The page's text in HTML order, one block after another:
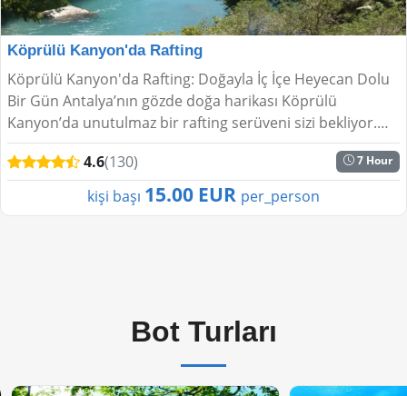
Köprülü Kanyon'da Rafting
Köprülü Kanyon'da Rafting: Doğayla İç İçe Heyecan Dolu
Bir Gün Antalya’nın gözde doğa harikası Köprülü
Kanyon’da unutulmaz bir rafting serüveni sizi bekliyor.
Serin sular, tarihi dokular ve bolca ad...
4.6(130) 7 Hour
kişi başı 15.00 EUR per_person
Bot Turları